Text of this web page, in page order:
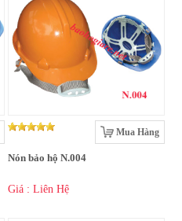
Mua Hàng
Nón bảo hộ N.004
Giá : Liên Hệ